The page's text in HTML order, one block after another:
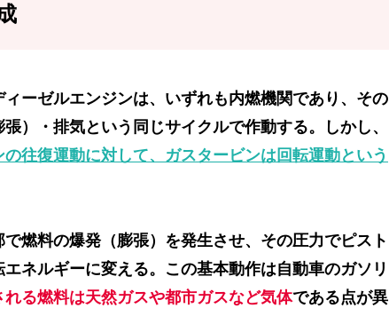
ィーゼルエンジンは、いずれも内燃機関であり、その
）・排気という同じサイクルで作動する。しかし、
往復運動に対して、ガスタービンは回転運動という
燃料の爆発（膨張）を発生させ、その圧力でピスト
ネルギーに変える。この基本動作は自動車のガソリ
れる燃料は天然ガスや都市ガスなど気体である点が異